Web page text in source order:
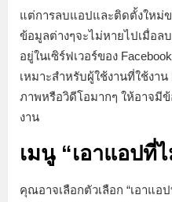
แต่การลบแอปและติดตั้งใหม่ข
ข้อมูลต่างๆจะไม่หายไปเมื่อล
อยู่ในเซิร์ฟเวอร์ของ
เหมาะสำหรับผู้ใช้งานที่ใช้งา
ภาพหรือวิดีโอมากๆ ให้อาจมี
งาน
เมนู “เอาแอปที่
คุณอาจเลือกตัวเลือก “เอาแอ